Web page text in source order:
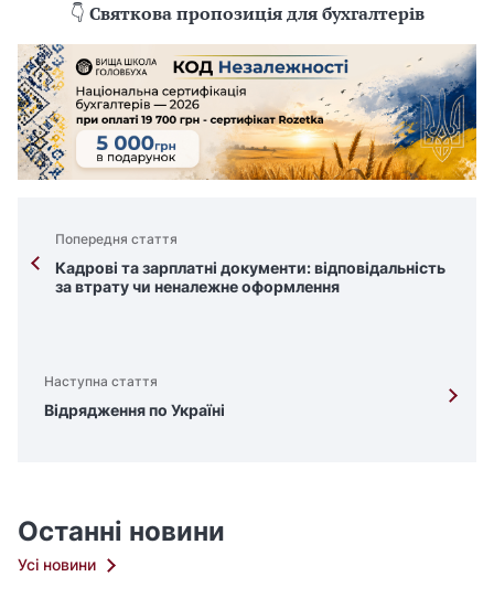
👇 Святкова пропозиція для бухгалтерів
Попередня стаття
Кадрові та зарплатні документи: відповідальність
за втрату чи неналежне оформлення
Наступна стаття
Відрядження по Україні
Останні новини
Усі новини